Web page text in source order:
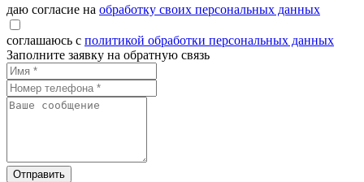
даю согласие на обработку своих персональных данных
соглашаюсь с политикой обработки персональных данных
Заполните заявку на обратную связь
Отправить